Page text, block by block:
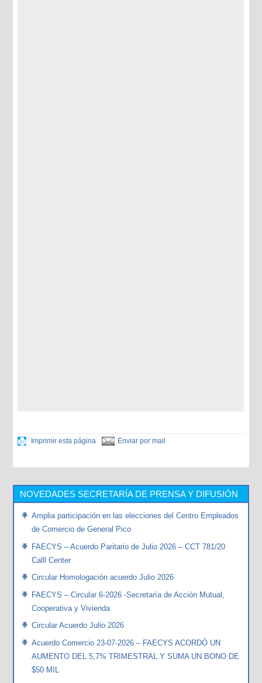
Imprimir esta página Enviar por mail
NOVEDADES SECRETARÍA DE PRENSA Y DIFUSIÓN
Amplia participación en las elecciones del Centro Empleados
de Comercio de General Pico
FAECYS – Acuerdo Paritario de Julio 2026 – CCT 781/20
Calll Center
Circular Homologación acuerdo Julio 2026
FAECYS – Circular 6-2026 -Secretaría de Acción Mutual,
Cooperativa y Vivienda
Circular Acuerdo Julio 2026
Acuerdo Comercio 23-07-2026 – FAECYS ACORDÓ UN
AUMENTO DEL 5,7% TRIMESTRAL Y SUMA UN BONO DE
$50 MIL